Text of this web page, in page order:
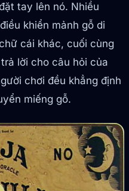
tay lên nó. Nhiều
khiển mảnh gỗ di
cái khác, cuối cùng
lời cho câu hỏi của
chơi đều khẳng định
miếng gỗ.